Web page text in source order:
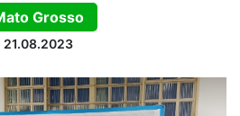
Grosso
21.08.2023